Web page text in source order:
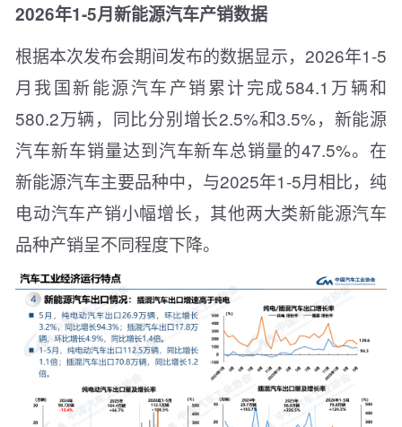
2026年1-5月新能源汽车产销数据
根据本次发布会期间发布的数据显示，2026年1-5
月我国新能源汽车产销累计完成584.1万辆和
580.2万辆，同比分别增长2.5%和3.5%，新能源
汽车新车销量达到汽车新车总销量的47.5%。在
新能源汽车主要品种中，与2025年1-5月相比，纯
电动汽车产销小幅增长，其他两大类新能源汽车
品种产销呈不同程度下降。